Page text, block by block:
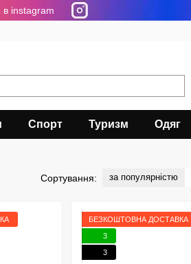
в instagram
Спорт Туризм Одяг
Сортування: за популярністю
БЕЗКОШТОВНА ДОСТАВКА
3
3